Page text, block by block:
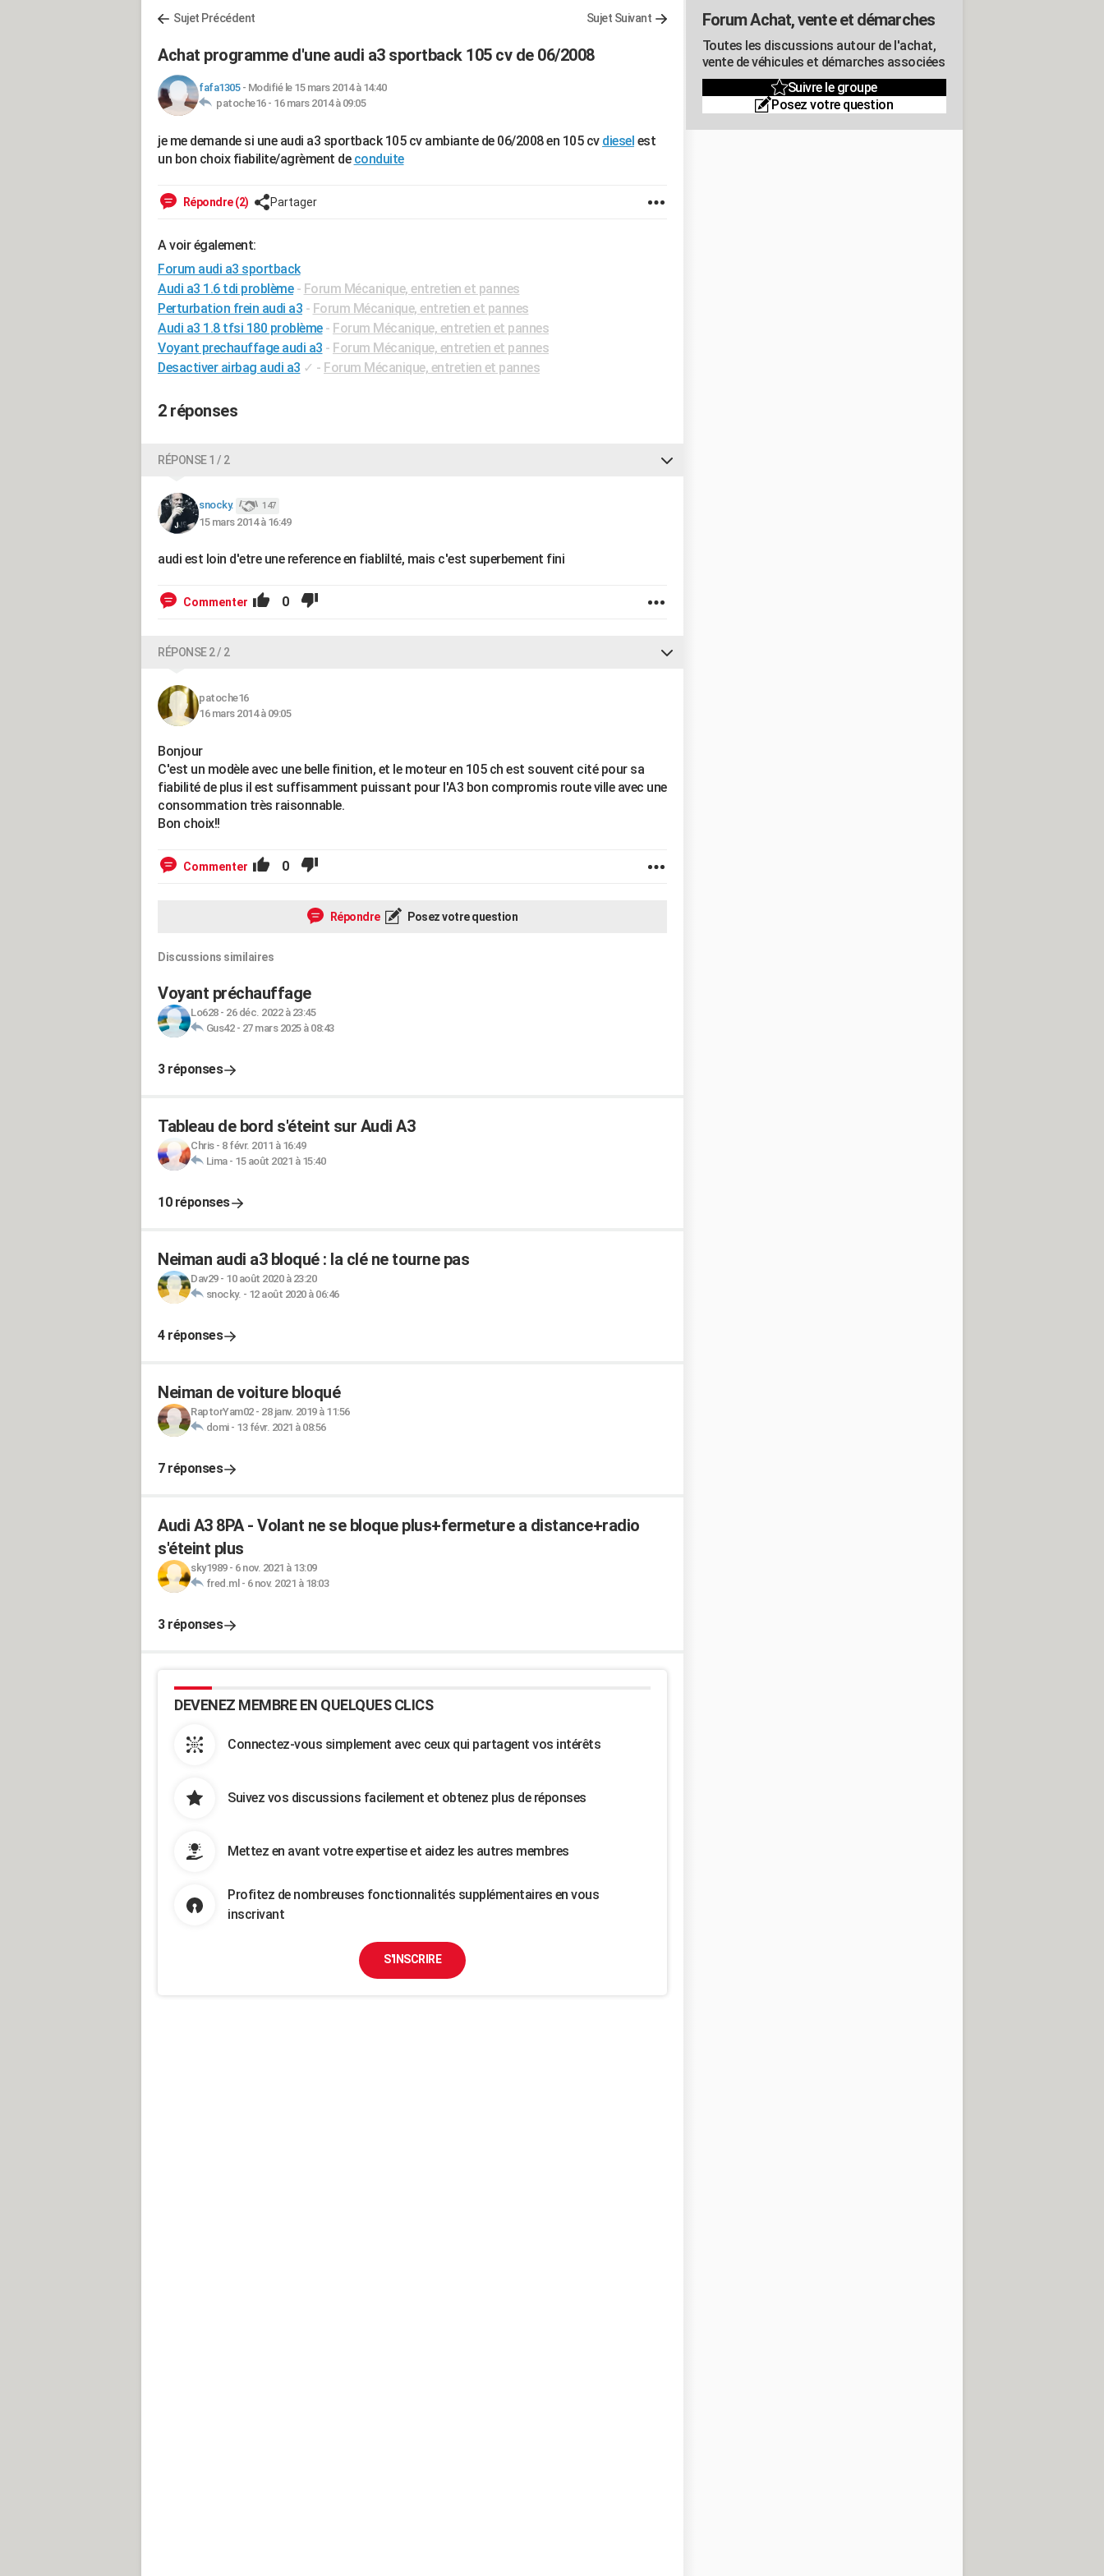
Sujet Précédent Sujet Suivant
Achat programme d'une audi a3 sportback 105 cv de 06/2008
fafa1305- Modifié le 15 mars 2014 à 14:40
patoche16 - 16 mars 2014 à 09:05
je me demande si une audi a3 sportback 105 cv ambiante de 06/2008 en 105 cv diesel est
un bon choix fiabilite/agrèment de conduite
Répondre (2) Partager
A voir également:
Forum audi a3 sportback
Audi a3 1.6 tdi problème - Forum Mécanique, entretien et pannes
Perturbation frein audi a3 - Forum Mécanique, entretien et pannes
Audi a3 1.8 tfsi 180 problème - Forum Mécanique, entretien et pannes
Voyant prechauffage audi a3 - Forum Mécanique, entretien et pannes
Desactiver airbag audi a3 ✓ - Forum Mécanique, entretien et pannes
2 réponses
RÉPONSE 1 / 2
snocky. 147
15 mars 2014 à 16:49
audi est loin d'etre une reference en fiablilté, mais c'est superbement fini
Commenter 0
RÉPONSE 2 / 2
patoche16
16 mars 2014 à 09:05
Bonjour
C'est un modèle avec une belle finition, et le moteur en 105 ch est souvent cité pour sa
fiabilité de plus il est suffisamment puissant pour l'A3 bon compromis route ville avec une
consommation très raisonnable.
Bon choix!!
Commenter 0
Répondre Posez votre question
Discussions similaires
Voyant préchauffage
Lo628- 26 déc. 2022 à 23:45
Gus42- 27 mars 2025 à 08:43
3 réponses
Tableau de bord s'éteint sur Audi A3
Chris- 8 févr. 2011 à 16:49
Lima- 15 août 2021 à 15:40
10 réponses
Neiman audi a3 bloqué : la clé ne tourne pas
Dav29- 10 août 2020 à 23:20
snocky. - 12 août 2020 à 06:46
4 réponses
Neiman de voiture bloqué
RaptorYam02- 28 janv. 2019 à 11:56
domi- 13 févr. 2021 à 08:56
7 réponses
Audi A3 8PA - Volant ne se bloque plus+fermeture a distance+radio
s'éteint plus
sky1989- 6 nov. 2021 à 13:09
fred.ml - 6 nov. 2021 à 18:03
3 réponses
DEVENEZ MEMBRE EN QUELQUES CLICS
Connectez-vous simplement avec ceux qui partagent vos intérêts
Suivez vos discussions facilement et obtenez plus de réponses
Mettez en avant votre expertise et aidez les autres membres
Profitez de nombreuses fonctionnalités supplémentaires en vous
inscrivant
S'INSCRIRE
Forum Achat, vente et démarches
Toutes les discussions autour de l'achat,
vente de véhicules et démarches associées
Suivre le groupe
Posez votre question